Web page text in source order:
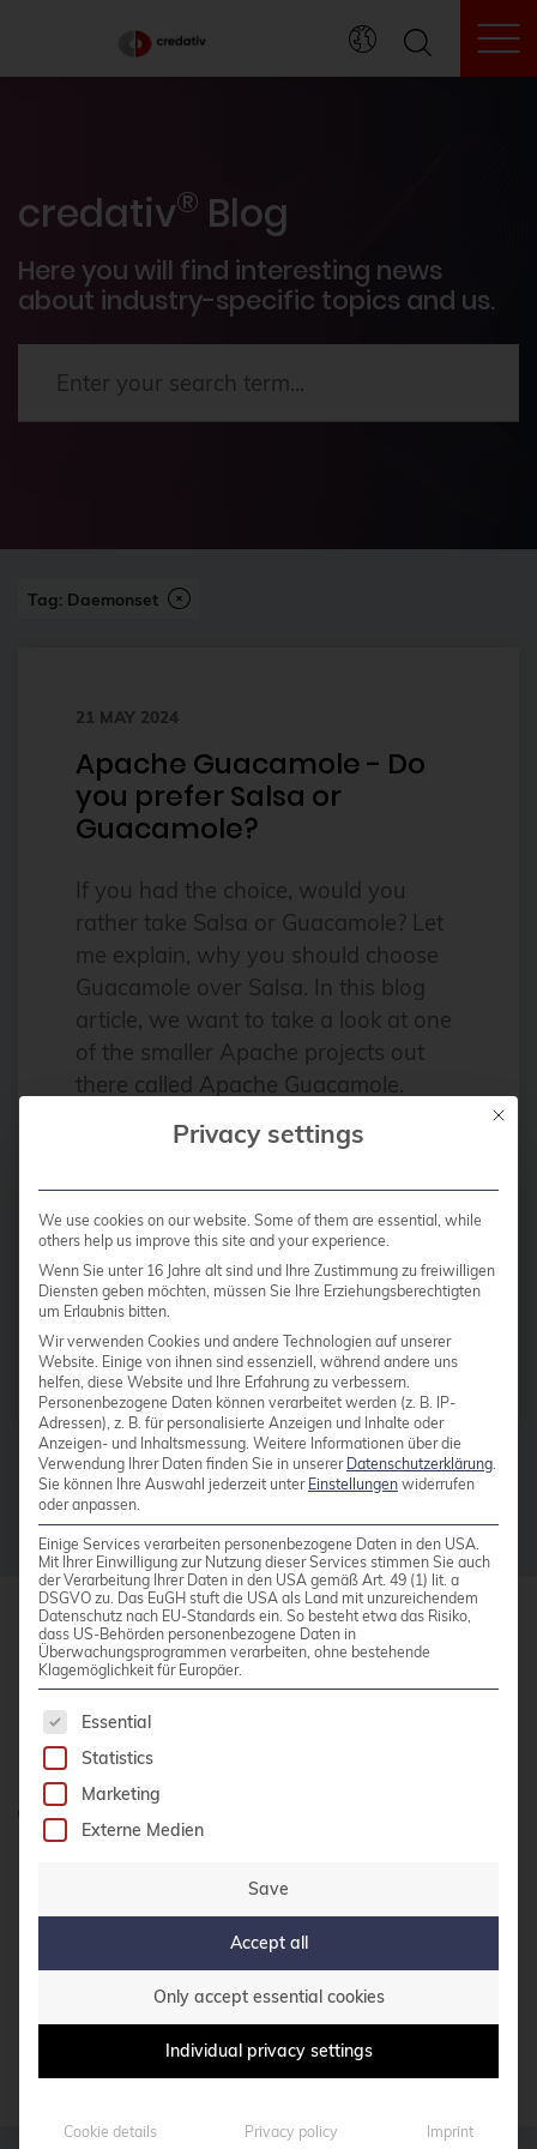
credativ® Blog
Here you will find interesting news
about industry-specific topics and us.
Events
PostgreSQL®
News
2024
Alpine
alternatives
anleitung
Ansible
Ansible Community Proxmox
Ansible Module
Apache
Apache Guacamole
arm
Automation
AWS
Azure
backup
Benchmarks
bhyve
bitnami
Buildah
bullseye
busan
buster
Call for papers
CentOS
Ceph
CI/CD Integration
Cloud Optimization
Tag: Daemonset
21 MAY 2024
Apache Guacamole - Do
you prefer Salsa or
Guacamole?
If you had the choice, would you
rather take Salsa or Guacamole? Let
me explain, why you should choose
Guacamole over Salsa. In this blog
article, we want to take a look at one
of the smaller Apache projects out
there called Apache Guacamole.
administrators to run a web based
Read more
Posts byMichael Sprengel
credativ GmbH
Hennes-Weisweiler-Allee 23
41179 Mönchengladbach
Meet us
Do you have any questions?
+49 2161 9174200
Mit
Privacy settings
We use cookies on our website. Some of them are essential, while
others help us improve this site and your experience.
Wenn Sie unter 16 Jahre alt sind und Ihre Zustimmung zu freiwilligen
Diensten geben möchten, müssen Sie Ihre Erziehungsberechtigten
um Erlaubnis bitten.
Wir verwenden Cookies und andere Technologien auf unserer
Website. Einige von ihnen sind essenziell, während andere uns
helfen, diese Website und Ihre Erfahrung zu verbessern.
Personenbezogene Daten können verarbeitet werden (z. B. IP-
Adressen), z. B. für personalisierte Anzeigen und Inhalte oder
Anzeigen- und Inhaltsmessung. Weitere Informationen über die
Verwendung Ihrer Daten finden Sie in unserer Datenschutzerklärung
Sie können Ihre Auswahl jederzeit unter Einstellungen widerrufen
oder anpassen.
Einige Services verarbeiten personenbezogene Daten in den USA.
Mit Ihrer Einwilligung zur Nutzung dieser Services stimmen Sie auch
der Verarbeitung Ihrer Daten in den USA gemäß Art. 49 (1) lit. a
DSGVO zu. Das EuGH stuft die USA als Land mit unzureichendem
Datenschutz nach EU-Standards ein. So besteht etwa das Risiko,
dass US-Behörden personenbezogene Daten in
Überwachungsprogrammen verarbeiten, ohne bestehende
Klagemöglichkeit für Europäer.
The following is a list of service groups for
Essential
Statistics
Marketing
Externe Medien
Save
Accept all
Only accept essential cookies
Individual privacy settings
Cookie details Privacy policy Imprint